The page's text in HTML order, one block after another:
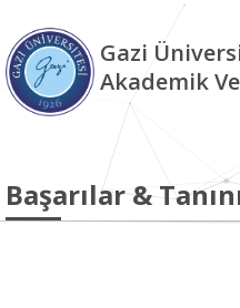
Gazi
Akademik
Başarılar &